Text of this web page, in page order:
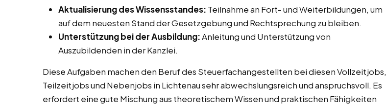
Aktualisierung des Wissensstandes: Teilnahme an Fort- und Weiterbildungen, um
auf dem neuesten Stand der Gesetzgebung und Rechtsprechung zu bleiben.
Unterstützung bei der Ausbildung:Anleitung und Unterstützung von
Auszubildenden in der Kanzlei.
Diese Aufgaben machen den Beruf des Steuerfachangestellten bei diesen Vollzeitjobs,
Teilzeitjobs und Nebenjobs in Lichtenau sehr abwechslungsreich und anspruchsvoll. Es
erfordert eine gute Mischung aus theoretischem Wissen und praktischen Fähigkeiten